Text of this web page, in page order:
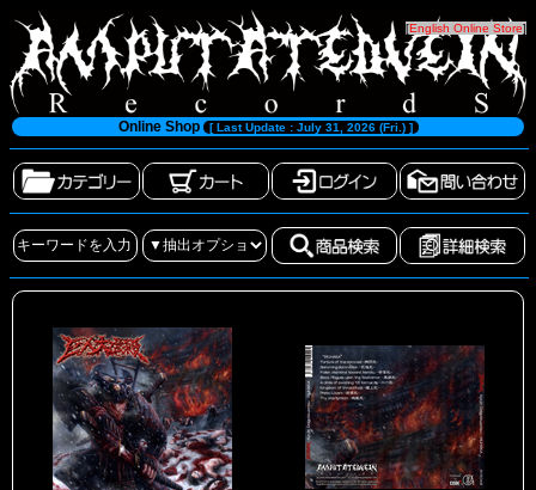
[English Online Store]
Online Shop [ Last Update : July 31, 2026 (Fri.) ]